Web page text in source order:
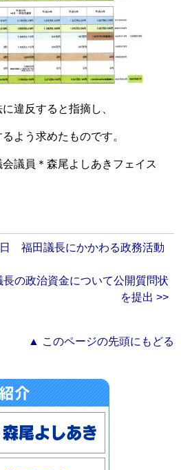
違反すると指摘し、
よう求めたものです。
会議員＊森尾よしあきフェイス
福田議長にかかわる政務活動
の政治資金について公開質問状
を提出 >>
▲ このページの先頭にもどる